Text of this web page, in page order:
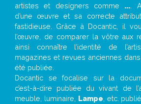
artistes et designers comme ... .
d’une œuvre et sa correcte
fastidieuse. Grâce à Docantic, il
l’œuvre, de comparer la vôtre aux
ainsi connaître l’identité de
magazines et revues anciennes
été publiée.
Docantic se focalise sur la
c’est-à-dire publiée du vivant de
meuble, luminaire, Lampe , etc.